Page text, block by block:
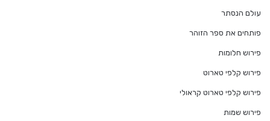
עולם הנסתר
פותחים את ספר הזוהר
פירוש חלומות
פירוש קלפי טארוט
פירוש קלפי טארוט קראולי
פירוש שמות